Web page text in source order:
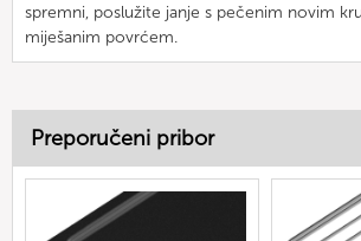
spremni, poslužite janje s pečenim novim
miješanim povrćem.
Preporučeni pribor